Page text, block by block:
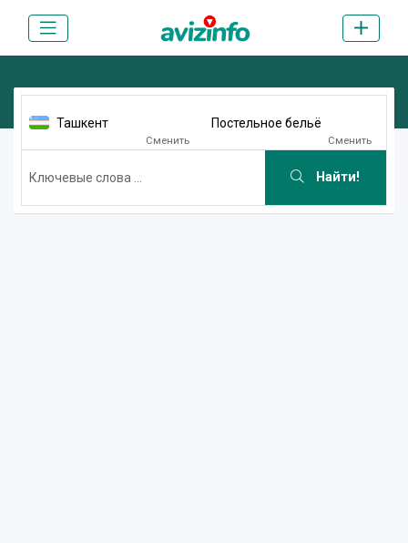
Ташкент
Сменить
Постельное бельё
Сменить
Найти!